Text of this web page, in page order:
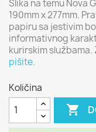
Slika na temu Nova
190mm x 277mm.
papiru sa jestivim
informativnog
kurirskim
pišite.
Količina
